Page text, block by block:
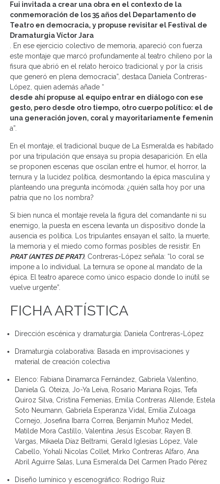
Fui invitada a crear una obra en el contexto de la
conmemoración de los 35 años del Departamento de
Teatro en democracia, y propuse revisitar el Festival de
Dramaturgia Víctor Jara
. En ese ejercicio colectivo de memoria, apareció con fuerza
este montaje que marcó profundamente al teatro chileno por la
fisura que abrió en el relato heroico tradicional y por la crisis
que generó en plena democracia”, destaca Daniela Contreras-
López, quien además añade “
desde ahí propuse al equipo entrar en diálogo con ese
gesto, pero desde otro tiempo, otro cuerpo político: el de
una generación joven, coral y mayoritariamente femenin
a”.
En el montaje, el tradicional buque de La Esmeralda es habitado
por una tripulación que ensaya su propia desaparición. En ella
se proponen escenas que oscilan entre el humor, el horror, la
ternura y la lucidez política, desmontando la épica masculina y
planteando una pregunta incómoda: ¿quién salta hoy por una
patria que no los nombra?
Si bien nunca el montaje revela la figura del comandante ni su
enemigo, la puesta en escena levanta un dispositivo donde la
ausencia es política. Los tripulantes ensayan el salto, la muerte,
la memoria y el miedo como formas posibles de resistir. En
PRAT (ANTES DE PRAT), Contreras-López señala: “lo coral se
impone a lo individual. La ternura se opone al mandato de la
épica. El teatro aparece como único espacio donde lo inútil se
vuelve urgente”.
FICHA ARTÍSTICA
Dirección escénica y dramaturgia: Daniela Contreras-López
Dramaturgia colaborativa: Basada en improvisaciones y
material de creación colectiva
Elenco: Fabiana Dinamarca Fernández, Gabriela Valentino,
Daniela G. Oteiza, Jo-Ya Leiva, Rosario Mariana Rojas, Tefa
Quiroz Silva, Cristina Femenias, Emilia Contreras Allende, Estela
Soto Neumann, Gabriela Esperanza Vidal, Emilia Zuloaga
Cornejo, Josefina Ibarra Correa, Benjamín Muñoz Medel,
Matilde Mora Castillo, Valentina Jesús Escobar, Rayen B.
Vargas, Mikaela Díaz Beltrami, Gerald Iglesias López, Vale
Cabello, Yohali Nicolas Collet, Mirko Contreras Alfaro, Ana
Abril Aguirre Salas, Luna Esmeralda Del Carmen Prado Pérez
Diseño lumínico y escenográfico: Rodrigo Ruiz